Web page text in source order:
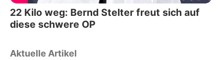
22 Kilo weg: Bernd Stelter freut sich auf
diese schwere OP
Aktuelle Artikel